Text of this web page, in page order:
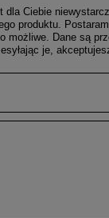
Ciebie
produktu.
możliwe.
Dane są
je,